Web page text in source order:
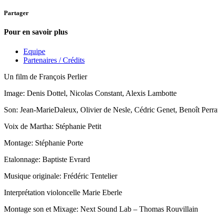
Partager
Pour en savoir plus
Equipe
Partenaires / Crédits
Un film de François Perlier
Image: Denis Dottel, Nicolas Constant, Alexis Lambotte
Son: Jean-MarieDaleux, Olivier de Nesle, Cédric Genet, Benoît
Voix de Martha: Stéphanie Petit
Montage: Stéphanie Porte
Etalonnage: Baptiste Evrard
Musique originale: Frédéric Tentelier
Interprétation violoncelle Marie Eberle
Montage son et Mixage: Next Sound Lab – Thomas Rouvillain